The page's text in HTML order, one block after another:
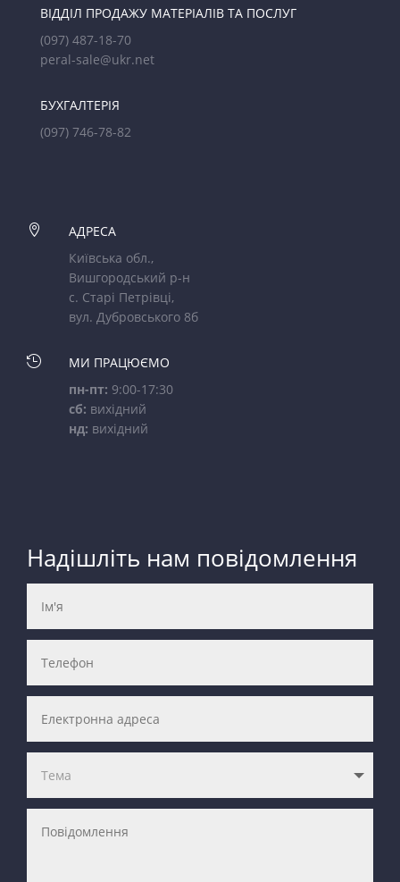
ВІДДІЛ ПРОДАЖУ МАТЕРІАЛІВ ТА ПОСЛУГ
(097) 487-18-70
peral-sale@ukr.net
БУХГАЛТЕРІЯ
(097) 746-78-82

АДРЕСА
Київська обл.,
Вишгородський р-н
с. Старі Петрівці,
вул. Дубровського 8б

МИ ПРАЦЮЄМО
пн-пт: 9:00-17:30
сб: вихідний
нд: вихідний
Надішліть нам повідомлення